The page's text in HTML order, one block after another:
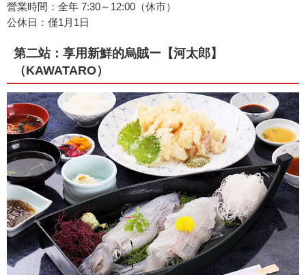
營業時間：全年 7:30～12:00（休市）
公休日：僅1月1日
第二站：享用新鮮的烏賊ー【河太郎】
（KAWATARO）